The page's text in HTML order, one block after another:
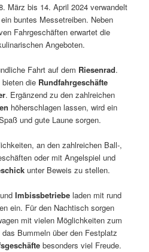
März bis 14. April 2024 verwandelt
buntes Messetreiben. Neben
Fahrgeschäften erwartet die
Angeboten.
Fahrt auf dem Riesenrad.
die Rundfahrgeschäfte
. Ergänzend zu den zahlreichen
höherschlagen lassen, wird ein
und gute Laune sorgen.
an den zahlreichen Ball-,
oder mit Angelspiel und
unter Beweis zu stellen.
undImbissbetriebe laden mit rund
ein. Für den Nachtisch sorgen
mit vielen Möglichkeiten zum
Bummeln über den Festplatz
besonders viel Freude.